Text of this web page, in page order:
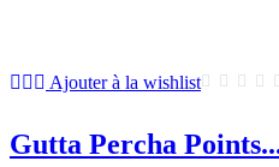
Ajouter à la wishlist
Gutta Percha